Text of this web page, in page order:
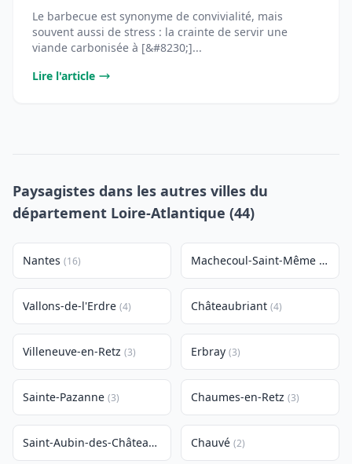
Le barbecue est synonyme de convivialité, mais
souvent aussi de stress : la crainte de servir une
viande carbonisée à [&#8230;]...
Lire l'article
Paysagistes dans les autres villes du
département Loire-Atlantique (44)
Nantes (16) Machecoul-Saint-Même (4)
Vallons-de-l'Erdre (4) Châteaubriant (4)
Villeneuve-en-Retz (3) Erbray (3)
Sainte-Pazanne (3) Chaumes-en-Retz (3)
Saint-Aubin-des-Châteaux Chauvé (2)